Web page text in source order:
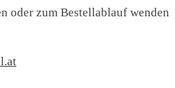
oder zum Bestellablauf wenden